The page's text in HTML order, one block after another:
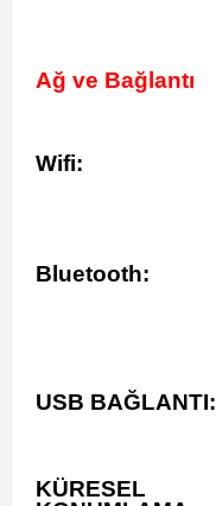
Ağ ve Bağlantı
Wifi:
Bluetooth:
USB BAĞLANTI:
KÜRESEL